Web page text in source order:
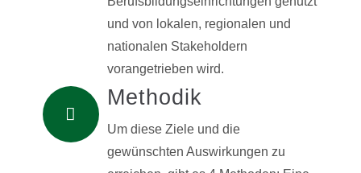
und von lokalen, regionalen und
nationalen Stakeholdern
vorangetrieben wird.
Methodik
Um diese Ziele und die
gewünschten Auswirkungen zu